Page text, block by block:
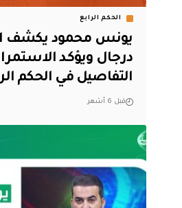
الحكم الرابع
يونس محمود يكشف
درجال ويؤكد
التفاصيل في الحكم
قبل 6 أشهر